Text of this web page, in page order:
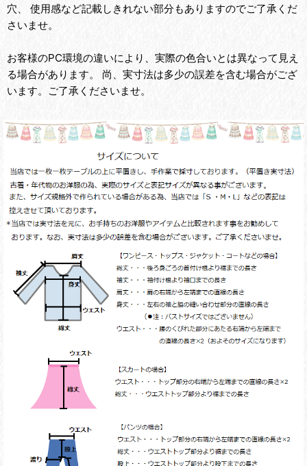
穴、 使用感など記載しきれない部分もありますのでご了承くだ
さいませ。
お客様のPC環境の違いにより、実際の色合いとは異なって見え
る場合があります。 尚、実寸法は多少の誤差を含む場合がござ
います。ご了承くださいませ。